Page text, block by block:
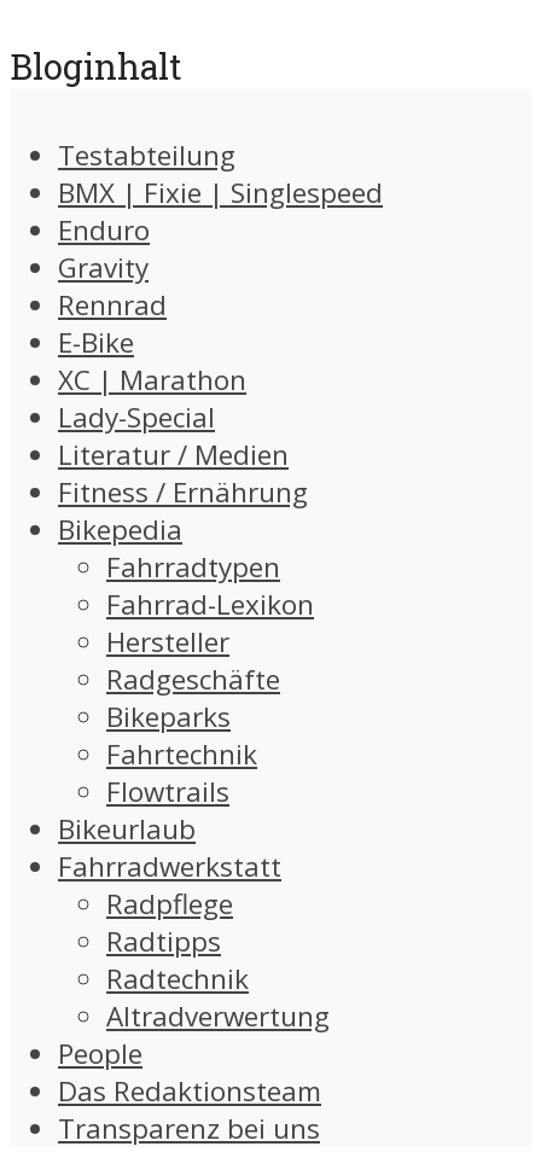
Bloginhalt
Testabteilung
BMX | Fixie | Singlespeed
Enduro
Gravity
Rennrad
E-Bike
XC | Marathon
Lady-Special
Literatur / Medien
Fitness / Ernährung
Bikepedia
Fahrradtypen
Fahrrad-Lexikon
Hersteller
Radgeschäfte
Bikeparks
Fahrtechnik
Flowtrails
Bikeurlaub
Fahrradwerkstatt
Radpflege
Radtipps
Radtechnik
Altradverwertung
People
Das Redaktionsteam
Transparenz bei uns